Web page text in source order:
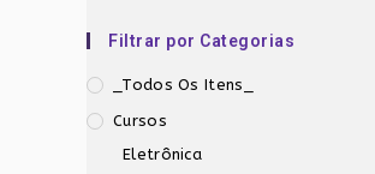
Filtrar por Categorias
_Todos Os Itens_
Cursos
Eletrônica